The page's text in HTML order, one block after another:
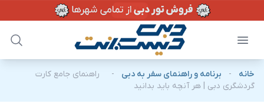
خانه - برنامه و راهنمای سفر به دبی -
راهنمای جامع کارت
گردشگری دبی | هر آنچه باید بدانید